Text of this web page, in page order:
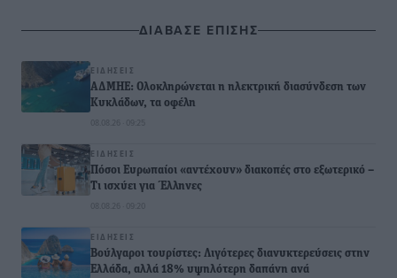
ΔΙΑΒΑΣΕ ΕΠΙΣΗΣ
ΕΙΔΉΣΕΙΣ
ΑΔΜΗΕ: Ολοκληρώνεται η ηλεκτρική διασύνδεση των
Κυκλάδων, τα οφέλη
08.08.26 · 09:25
ΕΙΔΉΣΕΙΣ
Πόσοι Ευρωπαίοι «αντέχουν» διακοπές στο εξωτερικό –
Τι ισχύει για Έλληνες
08.08.26 · 09:20
ΕΙΔΉΣΕΙΣ
Βούλγαροι τουρίστες: Λιγότερες διανυκτερεύσεις στην
Ελλάδα, αλλά 18% υψηλότερη δαπάνη ανά